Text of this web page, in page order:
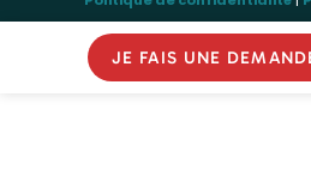
JE FAIS UNE